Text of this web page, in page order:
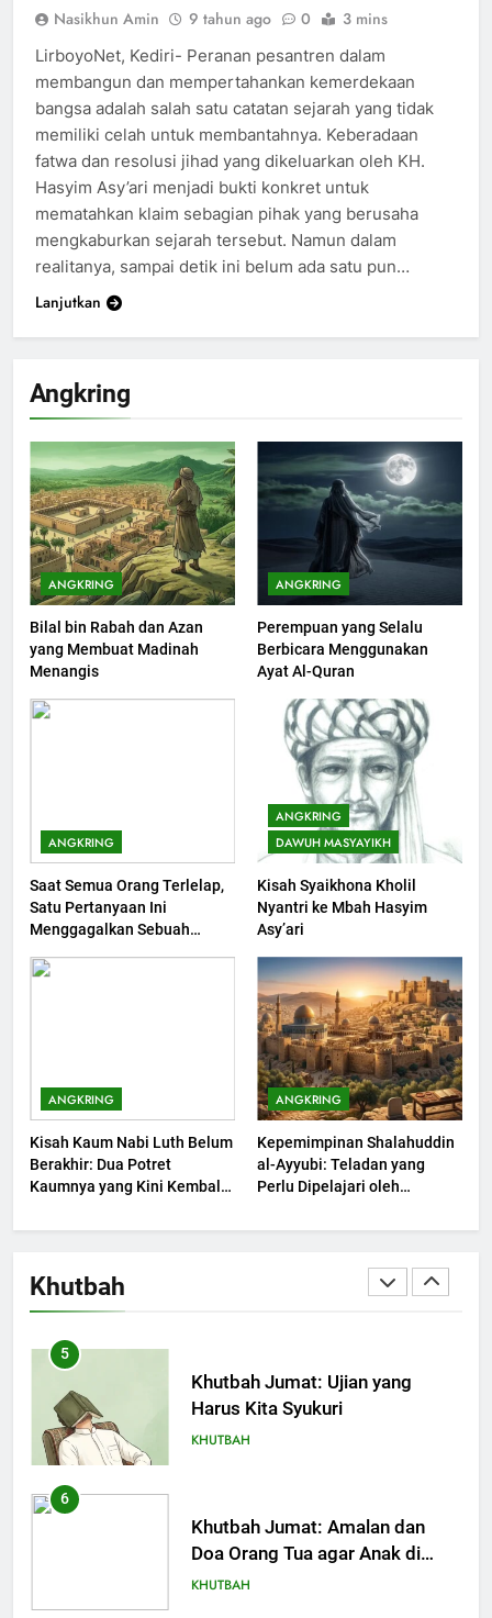
Angkring
ANGKRING
Bilal bin Rabah dan Azan
yang Membuat Madinah
Menangis
ANGKRING
Perempuan yang Selalu
Berbicara Menggunakan
Ayat Al-Quran
ANGKRING
Saat Semua Orang Terlelap,
Satu Pertanyaan Ini
Menggagalkan Sebuah
ANGKRING
DAWUH MASYAYIKH
Kisah Syaikhona Kholil
Nyantri ke Mbah Hasyim
Asy’ari
ANGKRING
Kisah Kaum Nabi Luth Belum
Berakhir: Dua Potret
Kaumnya yang Kini Kembali
ANGKRING
Kepemimpinan Shalahuddin
al-Ayyubi: Teladan yang
Perlu Dipelajari oleh
(2)
Khutbah
200
Khutbah Idul Fitri di Rumah
KHUTBAH
201
202
Khutbah Jumat : Supaya Amal
Bisa Diterima
KHUTBAH
203
Khutbah Jumat: Bulan
Muharram Bulan Bersejarah
Khutbah Jumat: Mengapa Orang
Dengki Tak Akan Pernah
Berjaya?
KHUTBAH
2
Limpahan Nikmat Allah
Khutbah Jumat: Ketaatan,
Kebaikan dan Pengaruhnya
dalam Jiwa Manusia
KHUTBAH
Khutbah Jumat: Safar Bukan
5
Khutbah Jumat: Ujian yang
Harus Kita Syukuri
KHUTBAH
6
Khutbah Jumat: Amalan dan
Doa Orang Tua agar Anak di
Pondok Pesantren Sukses Dunia
KHUTBAH
Nasikhun Amin 9 tahun ago 0 3 mins
LirboyoNet, Kediri- Peranan pesantren dalam
membangun dan mempertahankan kemerdekaan
bangsa adalah salah satu catatan sejarah yang tidak
memiliki celah untuk membantahnya. Keberadaan
fatwa dan resolusi jihad yang dikeluarkan oleh KH.
Hasyim Asy’ari menjadi bukti konkret untuk
mematahkan klaim sebagian pihak yang berusaha
mengkaburkan sejarah tersebut. Namun dalam
realitanya, sampai detik ini belum ada satu pun…
Lanjutkan